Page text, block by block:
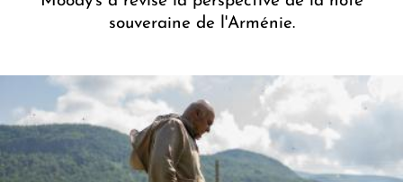
souveraine de l'Arménie.